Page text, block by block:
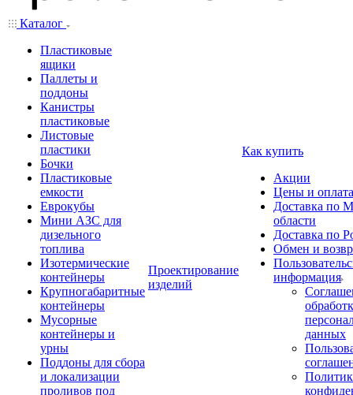
Каталог
Пластиковые
ящики
Паллеты и
поддоны
Канистры
пластиковые
Листовые
пластики
Бочки
Пластиковые
емкости
Еврокубы
Мини АЗС для
дизельного
топлива
Изотермические
контейнеры
Крупногабаритные
контейнеры
Мусорные
контейнеры и
урны
Поддоны для сбора
и локализации
проливов под
Проектирование
изделий
Как купить
Акции
Цены и оплата
Доставка по
области
Доставка по
Обмен и
информация
данных